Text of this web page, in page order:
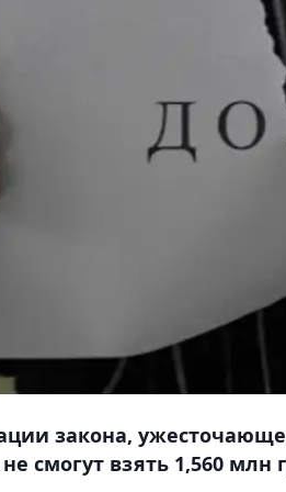
закона,
смогут взять 1,560 млн